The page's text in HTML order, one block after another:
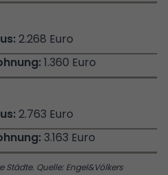
Quelle: Engel&Völkers
2.268 Euro
1.360 Euro
2.763 Euro
3.163 Euro